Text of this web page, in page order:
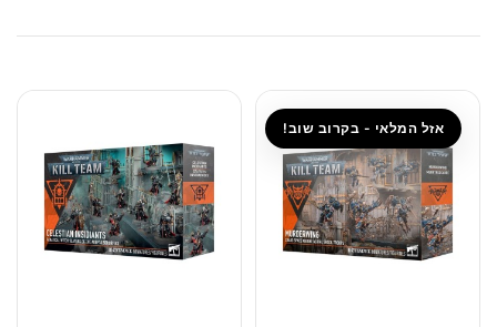
אזל המלאי - בקרוב שוב!